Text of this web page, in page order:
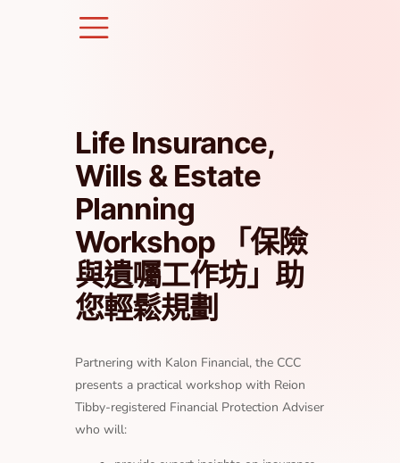
Life Insurance,
Wills & Estate
Planning
Workshop 「保險
與遺囑工作坊」助
您輕鬆規劃
Partnering with Kalon Financial, the CCC
presents a practical workshop with Reion
Tibby-registered Financial Protection Adviser
who will: